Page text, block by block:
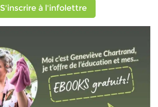
S'inscrire à l'infolettre